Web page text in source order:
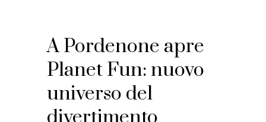
A Pordenone apre
Planet Fun: nuovo
universo del